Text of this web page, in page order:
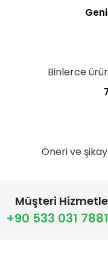
Binlerce
Öneri ve
Müşteri
+90 533 031 7881